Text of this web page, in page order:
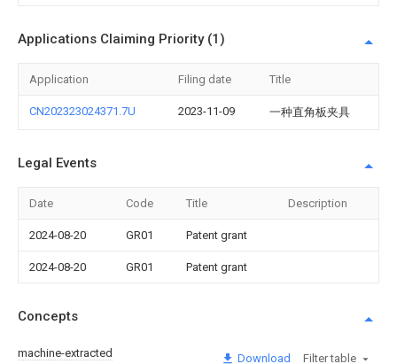
Applications Claiming Priority (1)
Application Filing date Title
CN202323024371.7U 2023-11-09 一种直角板夹具
Legal Events
Date Code Title Description
2024-08-20 GR01 Patent grant
2024-08-20 GR01 Patent grant
Concepts
machine-extracted Download Filter table